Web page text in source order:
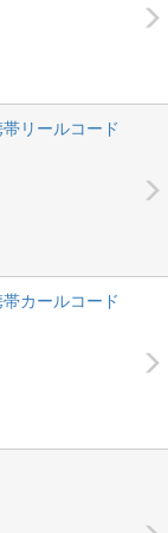
リールコード
カールコード